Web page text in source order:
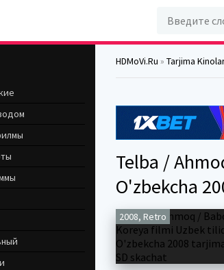
HDMoVi.Ru » Tarjima
Telba /
O'zbekcha
2008, Retro